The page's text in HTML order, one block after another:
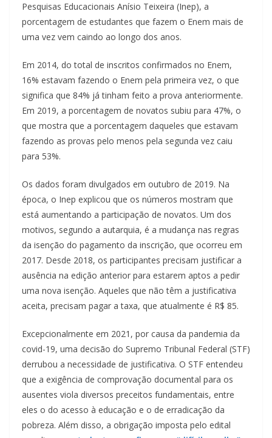
Pesquisas Educacionais Anísio Teixeira (Inep), a
porcentagem de estudantes que fazem o Enem mais de
uma vez vem caindo ao longo dos anos.
Em 2014, do total de inscritos confirmados no Enem,
16% estavam fazendo o Enem pela primeira vez, o que
significa que 84% já tinham feito a prova anteriormente.
Em 2019, a porcentagem de novatos subiu para 47%, o
que mostra que a porcentagem daqueles que estavam
fazendo as provas pelo menos pela segunda vez caiu
para 53%.
Os dados foram divulgados em outubro de 2019. Na
época, o Inep explicou que os números mostram que
está aumentando a participação de novatos. Um dos
motivos, segundo a autarquia, é a mudança nas regras
da isenção do pagamento da inscrição, que ocorreu em
2017. Desde 2018, os participantes precisam justificar a
ausência na edição anterior para estarem aptos a pedir
uma nova isenção. Aqueles que não têm a justificativa
aceita, precisam pagar a taxa, que atualmente é R$ 85.
Excepcionalmente em 2021, por causa da pandemia da
covid-19, uma decisão do Supremo Tribunal Federal (STF)
derrubou a necessidade de justificativa. O STF entendeu
que a exigência de comprovação documental para os
ausentes viola diversos preceitos fundamentais, entre
eles o do acesso à educação e o de erradicação da
pobreza. Além disso, a obrigação imposta pelo edital